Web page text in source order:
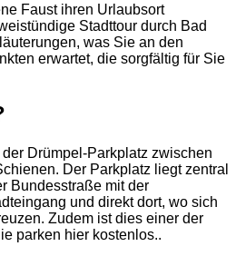
Faust ihren Urlaubsort
Stadttour durch Bad
was Sie an den
erwartet, die sorgfältig für Sie
Drümpel-Parkplatz zwischen
Der Parkplatz liegt zentral
Bundesstraße mit der
und direkt dort, wo sich
Zudem ist dies einer der
parken hier kostenlos..